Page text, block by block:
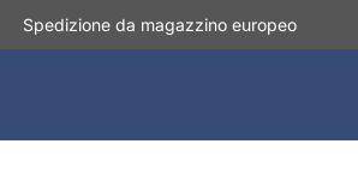
Spedizione da magazzino europeo